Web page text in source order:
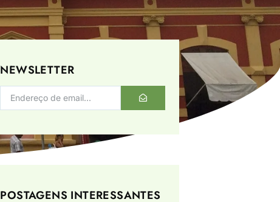
NEWSLETTER
POSTAGENS INTERESSANTES